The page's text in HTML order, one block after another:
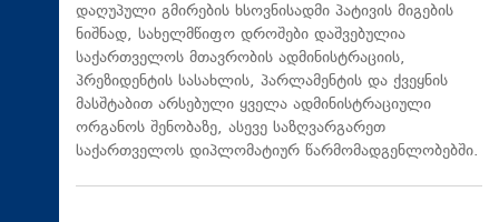
დაღუპული გმირების ხსოვნისადმი პატივის მიგების
ნიშნად, სახელმწიფო დროშები დაშვებულია
საქართველოს მთავრობის ადმინისტრაციის,
პრეზიდენტის სასახლის, პარლამენტის და ქვეყნის
მასშტაბით არსებული ყველა ადმინისტრაციული
ორგანოს შენობაზე, ასევე საზღვარგარეთ
საქართველოს დიპლომატიურ წარმომადგენლობებში.